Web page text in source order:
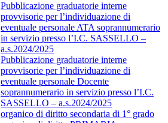
Pubblicazione graduatorie interne
provvisorie per l’individuazione di
eventuale personale ATA soprannumerario
in servizio presso l’I.C. SASSELLO –
a.s.2024/2025
Pubblicazione graduatorie interne
provvisorie per l’individuazione di
eventuale personale Docente
soprannumerario in servizio presso l’I.C.
SASSELLO – a.s.2024/2025
organico di diritto secondaria di 1° grado